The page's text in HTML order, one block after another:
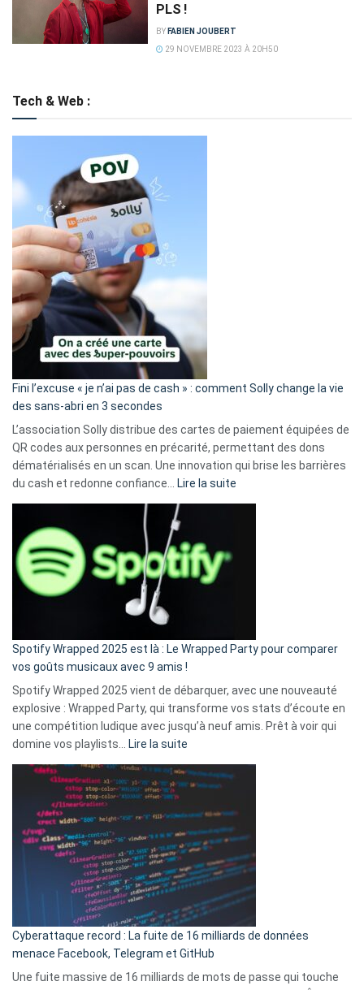
PLS !
BY FABIEN JOUBERT
29 NOVEMBRE 2023 À 20H50
Tech & Web :
Fini l’excuse « je n’ai pas de cash » : comment Solly change la vie
des sans-abri en 3 secondes
L’association Solly distribue des cartes de paiement équipées de
QR codes aux personnes en précarité, permettant des dons
dématérialisés en un scan. Une innovation qui brise les barrières
du cash et redonne confiance…
Lire la suite
»
Solly
change
la
des
3
secondes
Spotify Wrapped 2025 est là : Le Wrapped Party pour comparer
vos goûts musicaux avec 9 amis !
Spotify Wrapped 2025 vient de débarquer, avec une nouveauté
explosive : Wrapped Party, qui transforme vos stats d’écoute en
une compétition ludique avec jusqu’à neuf amis. Prêt à voir qui
domine vos playlists…
Lire la suite
Wrapped
est
là
:
Le
Wrapped
Party
pour
comparer
vos
goûts
Cyberattaque record : La fuite de 16 milliards de données
menace Facebook, Telegram et GitHub
Une fuite massive de 16 milliards de mots de passe qui touche